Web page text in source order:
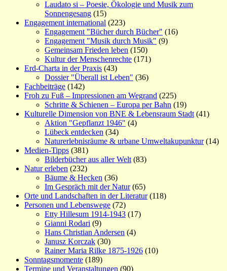
Laudato si – Poesie, Ökologie und Musik zum
Sonnengesang (15)
Engagement international (223)
Engagement "Bücher durch Bücher" (16)
Engagement "Musik durch Musik" (9)
Gemeinsam Frieden leben (150)
Kultur der Menschenrechte (171)
Erd-Charta in der Praxis (43)
Dossier "Überall ist Leben" (36)
Fachbeiträge (142)
Froh zu Fuß – Impressionen am Wegrand (225)
Schritte & Schienen – Europa per Bahn (19)
Kulturelle Dimension von BNE & Lebensraum Stadt (41)
Aktion "Gepflanzt 1946" (4)
Lübeck entdecken (34)
Naturerlebnisräume & urbane Umweltakupunktur(14)
Medien-Tipps (381)
Bilderbücher aus aller Welt (83)
Natur erleben (232)
Bäume & Hecken (36)
Im Gespräch mit der Natur(65)
Orte und Landschaften in der Literatur(118)
Personen und Lebenswege (72)
Etty Hillesum 1914-1943 (17)
Gianni Rodari (9)
Hans Christian Andersen (4)
Janusz Korczak (30)
Rainer Maria Rilke 1875-1926 (10)
Sonntagsmomente (189)
Termine und Veranstaltungen (90)